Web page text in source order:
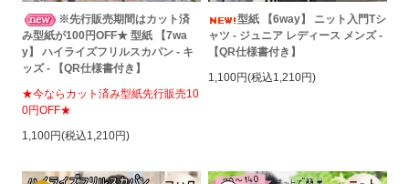
※先行販売期間はカット済
み型紙が100円OFF★ 型紙 【7wa
y】 ハイライズフリルスカパン - キ
ッズ - 【QR仕様書付き】
★今ならカット済み型紙先行販売10
0円OFF★
1,100円(税込1,210円)
型紙 【6way】 ニット入門Tシ
ャツ - ジュニア レディース メンズ -
【QR仕様書付き】
1,100円(税込1,210円)